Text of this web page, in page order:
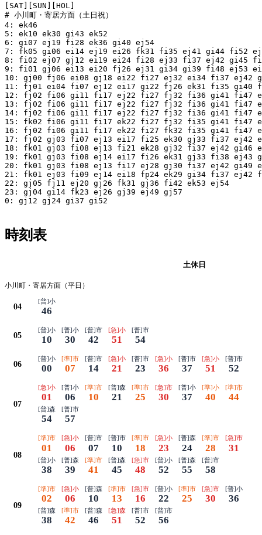
[SAT][SUN][HOL]
# 小川町・寄居方面（土日祝）
4: ek46
5: ek10 ek30 gi43 ek52
6: gi07 ej19 fi28 ek36 gi40 ej54
7: fk05 gi06 ei14 ej19 ei26 fk31 fi35 ej41 gi44 fi52
8: fi02 ej07 gj12 ei19 ei24 fi28 ej33 fi37 ej42 gi45
9: fi01 gj06 ei13 ei20 fj26 ej31 gi34 gi39 fi48 ej53
10: gj00 fj06 ei08 gj18 ei22 fi27 ej32 ei34 fi37 ej42
11: fj01 ei04 fi07 ej12 ei17 gi22 fj26 ek31 fi35 gi40
12: fj02 fi06 gi11 fi17 ej22 fi27 fj32 fi36 gi41 fi47
13: fj02 fi06 gi11 fi17 ej22 fi27 fj32 fi36 gi41 fi47
14: fj02 fi06 gi11 fi17 ej22 fi27 fj32 fi36 gi41 fi47
15: fk02 fi06 gi11 fi17 ek22 fi27 fj32 fi35 gi41 fi47
16: fj02 fi06 gi11 fi17 ek22 fi27 fk32 fi35 gi41 fi47
17: fj02 gj03 fi07 ej13 ei17 fi25 ek30 gj33 fi37 ej42
18: fk01 gj03 fi08 ej13 fi21 ek28 gj32 fi37 ej42 gi46
19: fk01 gj03 fi08 ej14 ei17 fi26 ek31 gj33 fi38 ej43
20: fk01 gj03 fi08 ej13 fi17 ej28 gj30 fi37 ej42 gi49
21: fk01 ej03 fi09 ej14 ei18 fp24 ek29 gi34 fi37 ej42
22: gj05 fj11 ej20 gj26 fk31 gj36 fi42 ek53 ej54
23: gj04 gi14 fk23 ej26 gj39 ej49 gj57
0: gj12 gj24 gi37 gi52
時刻表
土休日
小川町・寄居方面（平日）
04
[普]小
46
05
[普]小
10
[普]小
30
[普]市
42
[急]小
51
[普]市
54
06
[普]小
00
[準]市
07
[普]市
14
[急]小
21
[普]市
23
[急]小
36
[普]市
37
[急]小
51
[普]市
52
07
[急]小
01
[普]小
06
[準]市
10
[普]森
21
[準]市
25
[急]市
30
[普]小
37
[準]小
40
[準]市
44
[普]森
54
[普]市
57
08
[準]市
01
[急]小
06
[普]市
07
[普]市
10
[準]市
18
[急]小
23
[普]森
24
[準]市
28
[急]市
31
[普]小
38
[普]森
39
[準]市
41
[普]森
45
[急]市
48
[普]小
52
[普]森
55
[普]市
58
09
[準]市
02
[急]小
06
[普]森
10
[準]市
13
[急]市
16
[普]小
22
[準]市
25
[急]市
30
[普]小
36
[普]森
38
[準]市
42
[普]森
46
[急]森
51
[普]市
52
[普]市
56